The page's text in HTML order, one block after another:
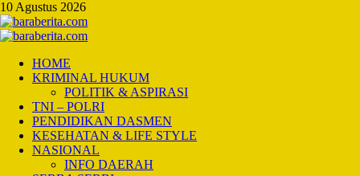
Skip
to
content
10 Agustus 2026
Primary
HOME
KRIMINAL HUKUM
POLITIK & ASPIRASI
TNI – POLRI
PENDIDIKAN DASMEN
KESEHATAN & LIFE STYLE
NASIONAL
INFO DAERAH